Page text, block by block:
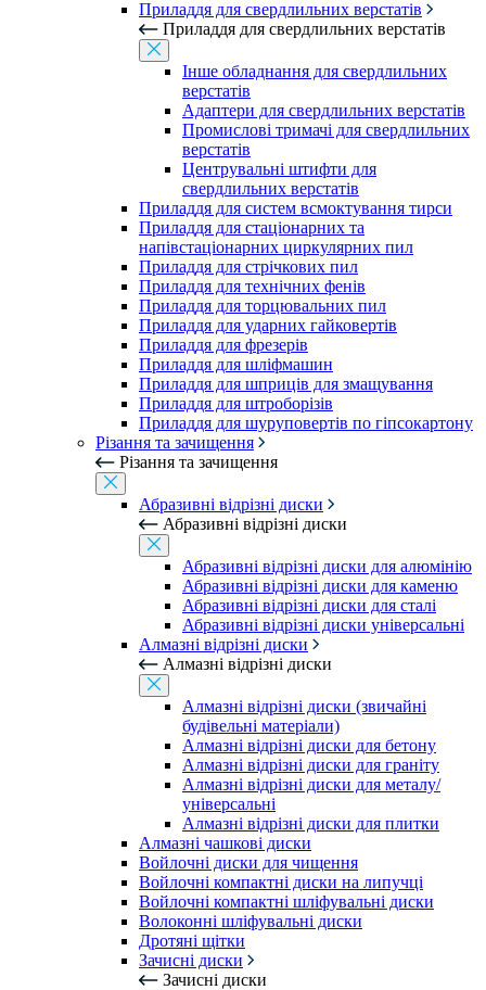
Приладдя для свердлильних верстатів
Приладдя для свердлильних верстатів
Інше обладнання для свердлильних
верстатів
Адаптери для свердлильних верстатів
Промислові тримачі для свердлильних
верстатів
Центрувальні штифти для
свердлильних верстатів
Приладдя для систем всмоктування тирси
Приладдя для стаціонарних та
напівстаціонарних циркулярних пил
Приладдя для стрічкових пил
Приладдя для технічних фенів
Приладдя для торцювальних пил
Приладдя для ударних гайковертів
Приладдя для фрезерів
Приладдя для шліфмашин
Приладдя для шприців для змащування
Приладдя для штроборізів
Приладдя для шуруповертів по гіпсокартону
Різання та зачищення
Різання та зачищення
Абразивні відрізні диски
Абразивні відрізні диски
Абразивні відрізні диски для алюмінію
Абразивні відрізні диски для каменю
Абразивні відрізні диски для сталі
Абразивні відрізні диски універсальні
Алмазні відрізні диски
Алмазні відрізні диски
Алмазні відрізні диски (звичайні
будівельні матеріали)
Алмазні відрізні диски для бетону
Алмазні відрізні диски для граніту
Алмазні відрізні диски для металу/
універсальні
Алмазні відрізні диски для плитки
Алмазні чашкові диски
Войлочні диски для чищення
Войлочні компактні диски на липучці
Войлочні компактні шліфувальні диски
Волоконні шліфувальні диски
Дротяні щітки
Зачисні диски
Зачисні диски